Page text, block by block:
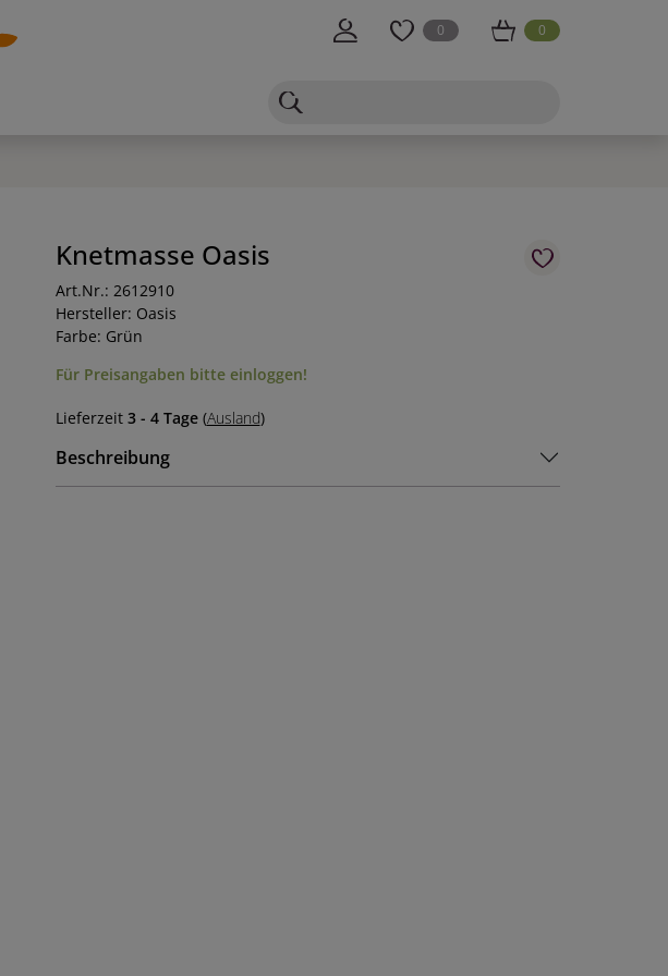
0 0
Knetmasse Oasis
Art.Nr.: 2612910
Hersteller: Oasis
Farbe: Grün
Für Preisangaben bitte einloggen!
Lieferzeit 3 - 4 Tage(Ausland)
Beschreibung